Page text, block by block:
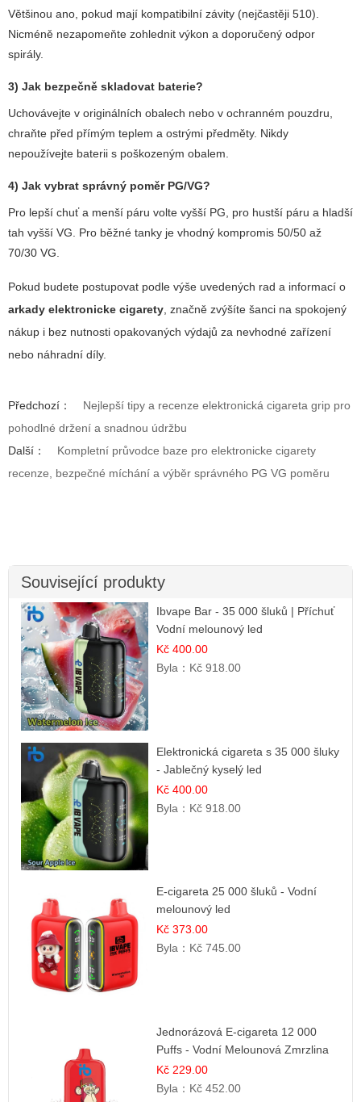
Většinou ano, pokud mají kompatibilní závity (nejčastěji 510).
Nicméně nezapomeňte zohlednit výkon a doporučený odpor
spirály.
3) Jak bezpečně skladovat baterie?
Uchovávejte v originálních obalech nebo v ochranném pouzdru,
chraňte před přímým teplem a ostrými předměty. Nikdy
nepoužívejte baterii s poškozeným obalem.
4) Jak vybrat správný poměr PG/VG?
Pro lepší chuť a menší páru volte vyšší PG, pro hustší páru a hladší
tah vyšší VG. Pro běžné tanky je vhodný kompromis 50/50 až
70/30 VG.
Pokud budete postupovat podle výše uvedených rad a informací o
arkady elektronicke cigarety, značně zvýšíte šanci na spokojený
nákup i bez nutnosti opakovaných výdajů za nevhodné zařízení
nebo náhradní díly.
Předchozí：
Nejlepší tipy a recenze elektronická cigareta grip pro
pohodlné držení a snadnou údržbu
Další：
Kompletní průvodce baze pro elektronicke cigarety
recenze, bezpečné míchání a výběr správného PG VG poměru
Související produkty
Ibvape Bar - 35 000 šluků | Příchuť
Vodní melounový led
Kč 400.00
Byla： Kč 918.00
Elektronická cigareta s 35 000 šluky
- Jablečný kyselý led
Kč 400.00
Byla： Kč 918.00
E-cigareta 25 000 šluků - Vodní
melounový led
Kč 373.00
Byla： Kč 745.00
Jednorázová E-cigareta 12 000
Puffs - Vodní Melounová Zmrzlina
Kč 229.00
Byla： Kč 452.00